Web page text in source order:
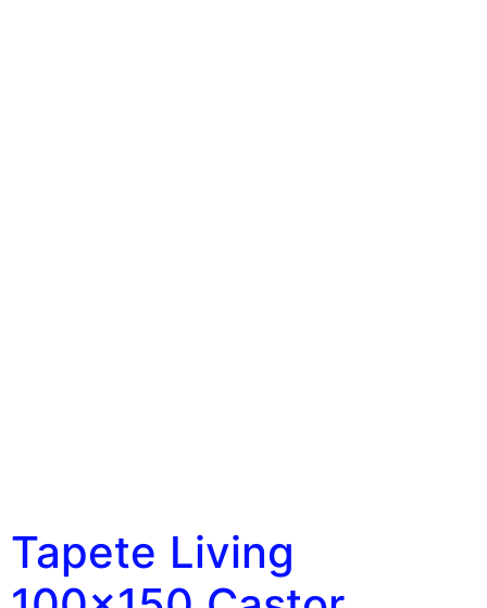
Tapete Living